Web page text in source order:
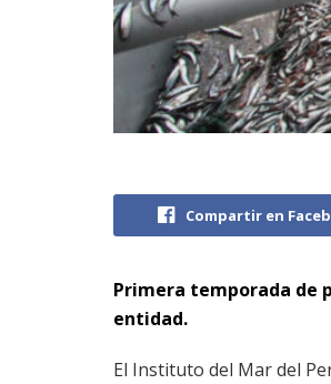
Compartir en
Primera temporada de
entidad.
El Instituto del Mar del